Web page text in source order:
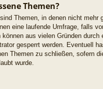
Themen?
Themen, in denen nicht mehr
eine laufende Umfrage, falls
können aus vielen Gründen durch
gesperrt werden. Eventuell
Themen zu schließen, sofern
wurde.